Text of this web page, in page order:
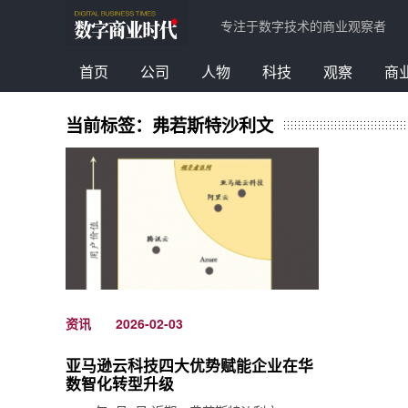
专注于数字技术的商业观察者
首页 公司 人物 科技 观察 商
当前标签：弗若斯特沙利文
资讯 2026-02-03
亚马逊云科技四大优势赋能企业在华
数智化转型升级